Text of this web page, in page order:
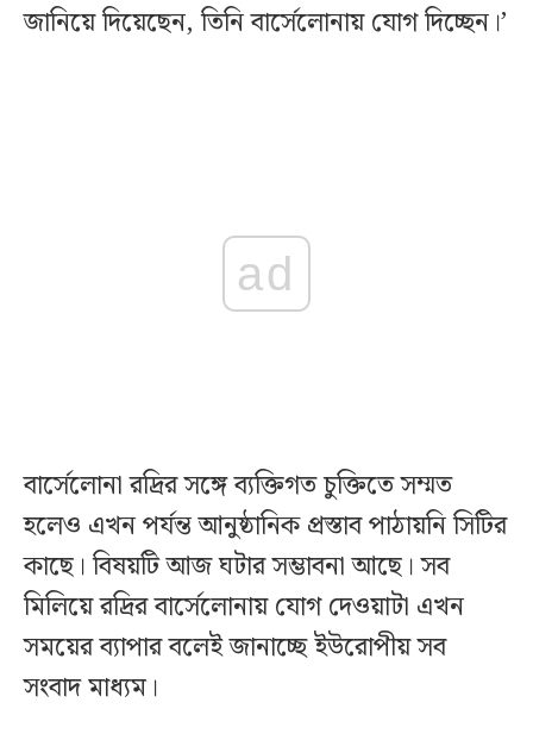
জানিয়ে দিয়েছেন, তিনি বার্সেলোনায় যোগ দিচ্ছেন।’
ad
বার্সেলোনা রদ্রির সঙ্গে ব্যক্তিগত চুক্তিতে সম্মত
হলেও এখন পর্যন্ত আনুষ্ঠানিক প্রস্তাব পাঠায়নি সিটির
কাছে। বিষয়টি আজ ঘটার সম্ভাবনা আছে। সব
মিলিয়ে রদ্রির বার্সেলোনায় যোগ দেওয়াটা এখন
সময়ের ব্যাপার বলেই জানাচ্ছে ইউরোপীয় সব
সংবাদ মাধ্যম।